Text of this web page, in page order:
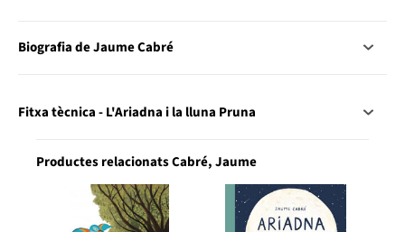
Biografia de Jaume Cabré
Fitxa tècnica - L'Ariadna i la lluna Pruna
Productes relacionats Cabré, Jaume